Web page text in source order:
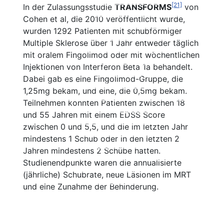
Einnahme und Therapiekontrolle
Häufig gestellte Fragen
Alles auf einen Blick
Teriflunomid (Aubagio®)
Beschreibung
Wirksamkeit
Nebenwirkungen
Einnahme und Therapiekontrolle
Häufig gestellte Fragen
Alles auf einen Blick
Fingolimod (Gilenya®)
Beschreibung
Wirksamkeit
Nebenwirkungen
Einnahme und Therapiekontrolle
Häufig gestellte Fragen
Therapie der sekundär
progredienten MS
Interferone bei SPMS
Mitoxantron
Azathioprin
Kombinationstherapien
Cyclophosphamid
Methotrexat MTX
Kortison
In der Zulassungsstudie TRANSFORMS[21] von
Cohen et al, die 2010 veröffentlicht wurde,
wurden 1292 Patienten mit schubförmiger
Multiple Sklerose über 1 Jahr entweder täglich
mit oralem Fingolimod oder mit wöchentlichen
Injektionen von Interferon Beta 1a behandelt.
Dabei gab es eine Fingolimod-Gruppe, die
1,25mg bekam, und eine, die 0,5mg bekam.
Teilnehmen konnten Patienten zwischen 18
und 55 Jahren mit einem EDSS Score
zwischen 0 und 5,5, und die im letzten Jahr
mindestens 1 Schub oder in den letzten 2
Jahren mindestens 2 Schübe hatten.
Studienendpunkte waren die annualisierte
(jährliche) Schubrate, neue Läsionen im MRT
und eine Zunahme der Behinderung.